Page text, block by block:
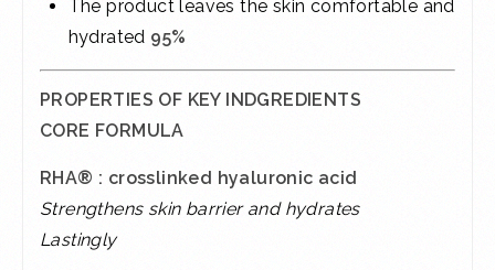
The product leaves the skin comfortable and
hydrated 95%
PROPERTIES OF KEY INDGREDIENTS
CORE FORMULA
RHA® : crosslinked hyaluronic acid
Strengthens skin barrier and hydrates
Lastingly